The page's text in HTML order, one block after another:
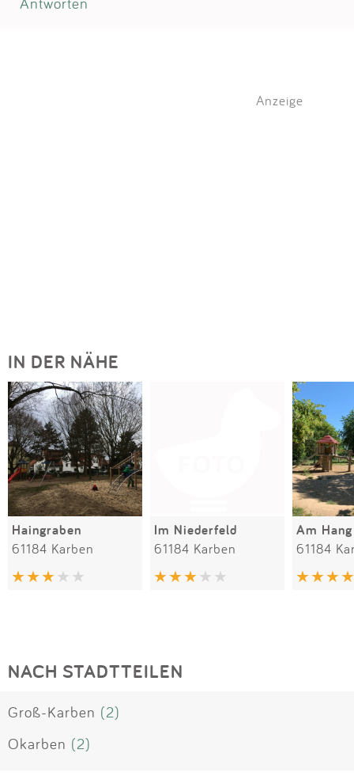
Anzeige
IN DER NÄHE
Haingraben
61184 Karben
Im Niederfeld
61184 Karben
Am Hang
61184
NACH STADTTEILEN
Groß-Karben (2)
Okarben (2)